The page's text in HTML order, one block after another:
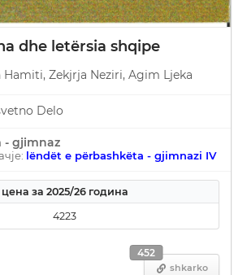
dhe letërsia shqipe
Hamiti, Zekjrja Neziri, Agim Ljeka
Delo
- gjimnaz
lëndët e përbashkëta - gjimnazi IV
цена за 2025/26 година
4223
shkarko
452